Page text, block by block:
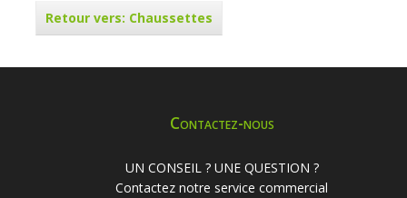
Retour vers: Chaussettes
Contactez-nous
UN CONSEIL ? UNE QUESTION ?
Contactez notre service commercial